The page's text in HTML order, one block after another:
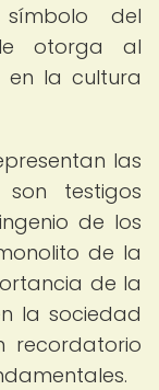
del
otorga al
la cultura
las
testigos
de los
de la
de la
la sociedad
recordatorio